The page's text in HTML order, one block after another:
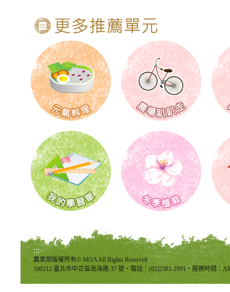
:::
農業部版權所有© MOA All Rights Reserved
100212 臺北市中正區南海路 37 號‧電話：(02)2381-2991‧服務時間：